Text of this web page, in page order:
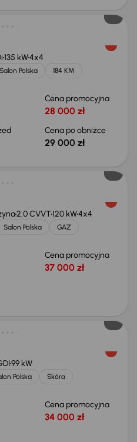
135 kW4x4
Salon Polska
184 KM
Cena promocyjna
28 000 zł
Cena po obniżce
29 000 zł
2.0 CVVT120 kW4x4
Salon Polska
GAZ
Cena promocyjna
37 000 zł
99 kW
Polska
Skóra
Cena promocyjna
34 000 zł